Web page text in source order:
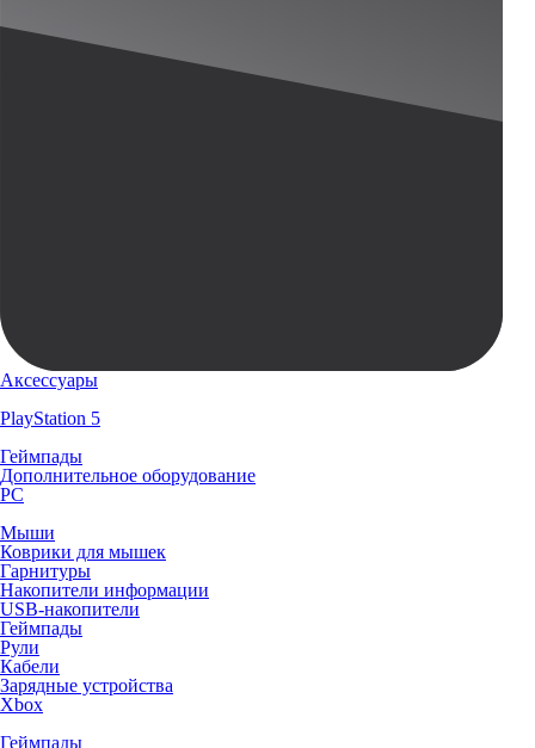
Аксессуары
PlayStation 5
Геймпады
Дополнительное оборудование
PC
Мыши
Коврики для мышек
Гарнитуры
Накопители информации
USB-накопители
Геймпады
Рули
Кабели
Зарядные устройства
Xbox
Геймпады